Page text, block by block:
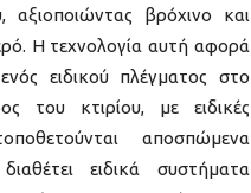
αξιοποιώντας βρόχινο και
Η τεχνολογία αυτή αφορά
ειδικού πλέγματος στο
του κτιρίου, με ειδικές
αποσπώμενα
ειδικά συστήματα